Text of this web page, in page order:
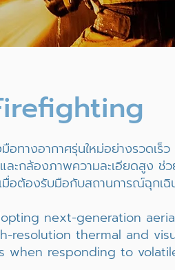
ทางอากาศรุ่นใหม่อย่างรวดเร็
ะกล้องภาพความละเอียดสูง ช่ว
มื่อต้องรับมือกับสถานการณ์ฉุกเ
next-generation
resolution thermal and
when responding to